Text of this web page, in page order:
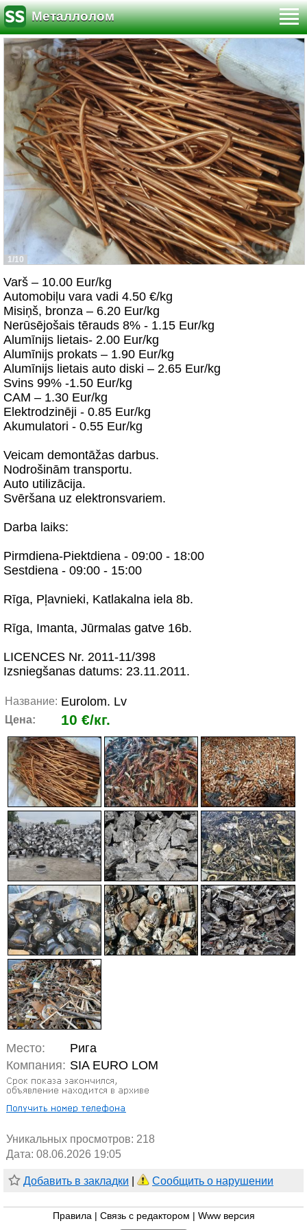
Металлолом
1/10
Varš – 10.00 Eur/kg
Automobiļu vara vadi 4.50 €/kg
Misiņš, bronza – 6.20 Eur/kg
Nerūsējošais tērauds 8% - 1.15 Eur/kg
Alumīnijs lietais- 2.00 Eur/kg
Alumīnijs prokats – 1.90 Eur/kg
Alumīnijs lietais auto diski – 2.65 Eur/kg
Svins 99% -1.50 Eur/kg
CAM – 1.30 Eur/kg
Elektrodzinēji - 0.85 Eur/kg
Akumulatori - 0.55 Eur/kg
Veicam demontāžas darbus.
Nodrošinām transportu.
Auto utilizācija.
Svēršana uz elektronsvariem.
Darba laiks:
Pirmdiena-Piektdiena - 09:00 - 18:00
Sestdiena - 09:00 - 15:00
Rīga, Pļavnieki, Katlakalna iela 8b.
Rīga, Imanta, Jūrmalas gatve 16b.
LICENCES Nr. 2011-11/398
Izsniegšanas datums: 23.11.2011.
Название: Eurolom. Lv
Цена: 10 €/кг.
Место:
Рига
Компания: SIA EURO LOM
Уникальных просмотров: 218
Дата: 08.06.2026 19:05
Добавить в закладки Сообщить о нарушении
Правила Связь с редактором Www версия